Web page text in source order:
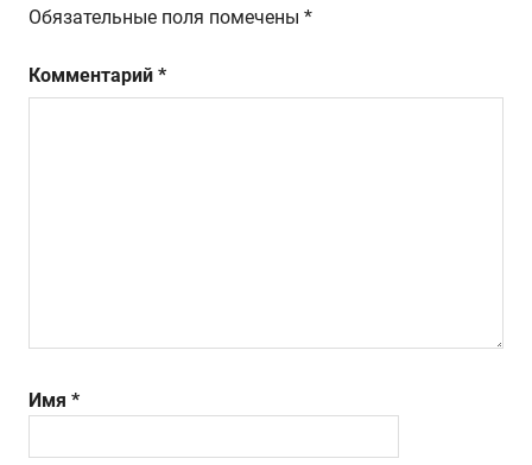
Обязательные поля помечены *
Комментарий *
Имя *